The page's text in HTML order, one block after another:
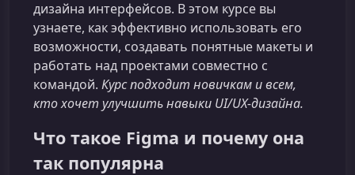
дизайна интерфейсов. В этом курсе вы
узнаете, как эффективно использовать его
возможности, создавать понятные макеты и
работать над проектами совместно с
командой. Курс подходит новичкам и всем,
кто хочет улучшить навыки UI/UX-дизайна.
Что такое Figma и почему она
так популярна